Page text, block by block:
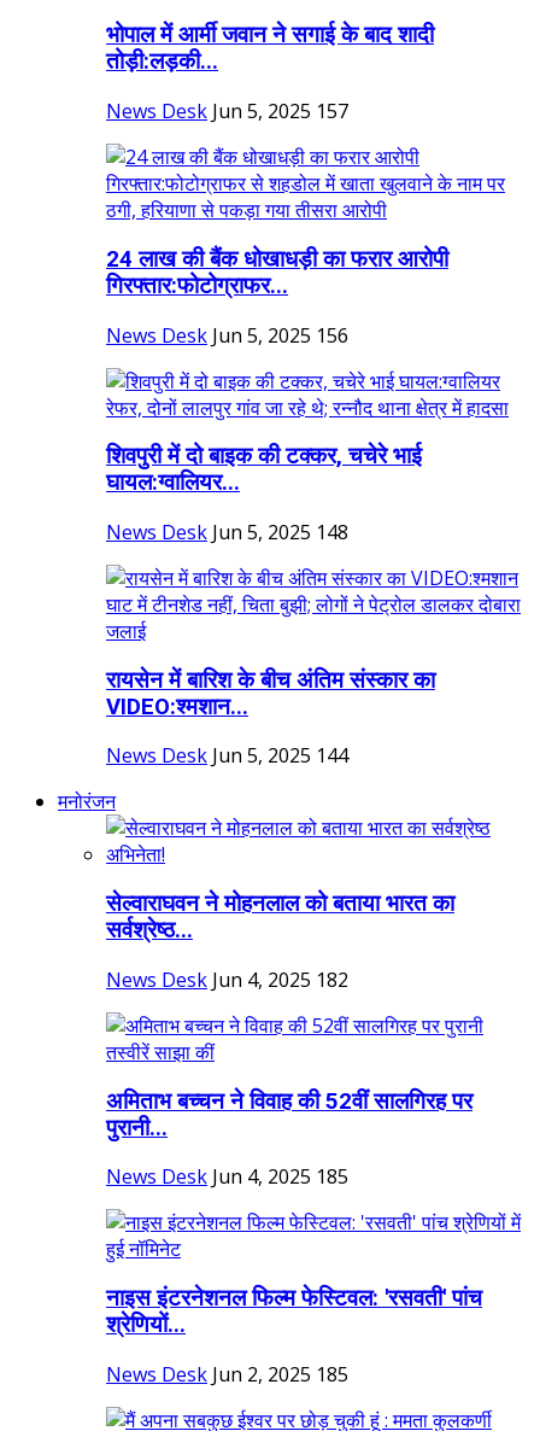
भोपाल में आर्मी जवान ने सगाई के बाद शादी
तोड़ी:लड़की...
News Desk Jun 5, 2025 157
24 लाख की बैंक धोखाधड़ी का फरार आरोपी
गिरफ्तार:फोटोग्राफर...
News Desk Jun 5, 2025 156
शिवपुरी में दो बाइक की टक्कर, चचेरे भाई
घायल:ग्वालियर...
News Desk Jun 5, 2025 148
रायसेन में बारिश के बीच अंतिम संस्कार का
VIDEO:श्मशान...
News Desk Jun 5, 2025 144
मनोरंजन
सेल्वाराघवन ने मोहनलाल को बताया भारत का
सर्वश्रेष्ठ...
News Desk Jun 4, 2025 182
अमिताभ बच्चन ने विवाह की 52वीं सालगिरह पर
पुरानी...
News Desk Jun 4, 2025 185
नाइस इंटरनेशनल फिल्म फेस्टिवल: 'रसवती' पांच
श्रेणियों...
News Desk Jun 2, 2025 185